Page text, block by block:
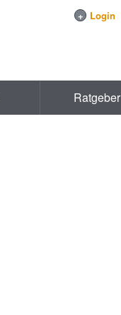
+ Login
Ratgeber